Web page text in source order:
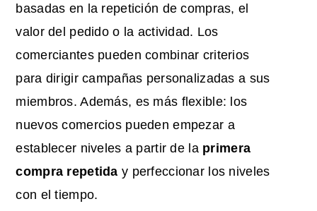
basadas en la repetición de compras, el
valor del pedido o la actividad. Los
comerciantes pueden combinar criterios
para dirigir campañas personalizadas a sus
miembros. Además, es más flexible: los
nuevos comercios pueden empezar a
establecer niveles a partir de la primera
compra repetida y perfeccionar los niveles
con el tiempo.